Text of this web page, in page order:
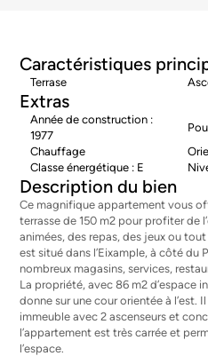
Caractéristiques
Terrase
Extras
Année de construction :
1977
Chauffage
Classe énergétique : E
Description du bien
Ce magnifique appartement vous
terrasse de 150 m2 pour profiter de
animées, des repas, des jeux ou
est situé dans l’Eixample, à côté du
nombreux magasins, services,
La propriété, avec 86 m2 d’espace
donne sur une cour orientée à l’est.
immeuble avec 2 ascenseurs et
l’appartement est très carrée et
l’espace.